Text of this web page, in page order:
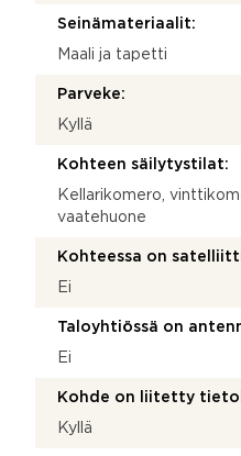
Seinämateriaalit:
Maali ja tapetti
Parveke:
Kyllä
Kohteen säilytystilat:
Kellarikomero,
vaatehuone
Kohteessa on
Ei
Taloyhtiössä on
Ei
Kohde on liitetty
Kyllä